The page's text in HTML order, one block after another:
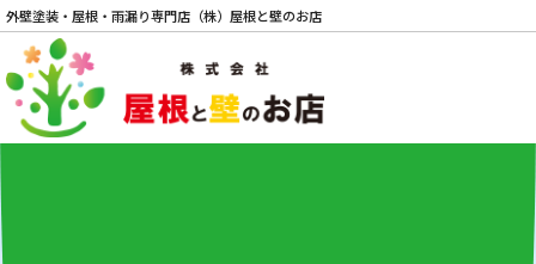
外壁塗装・屋根・雨漏り専門店（株）屋根と壁のお店